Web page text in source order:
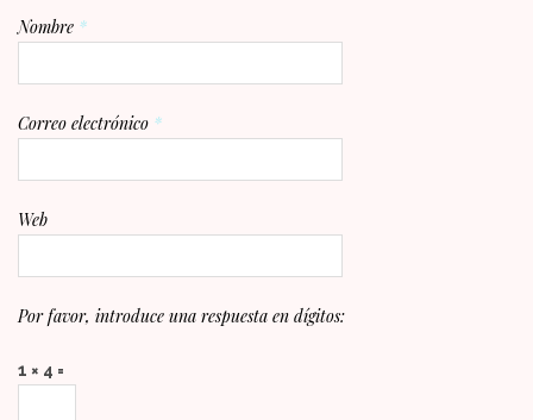
Nombre *
Correo electrónico *
Web
Por favor, introduce una respuesta en dígitos:
1 × 4 =